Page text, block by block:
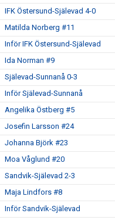
IFK Östersund-Själevad 4-0
Matilda Norberg #11
Inför IFK Östersund-Själevad
Ida Norman #9
Själevad-Sunnanå 0-3
Inför Själevad-Sunnanå
Angelika Östberg #5
Josefin Larsson #24
Johanna Björk #23
Moa Våglund #20
Sandvik-Själevad 2-3
Maja Lindfors #8
Inför Sandvik-Själevad